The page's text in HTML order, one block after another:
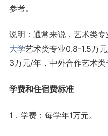
参考。
说明：通常来说，艺术类专
大学艺术类专业0.8-1.5万
3万元/年，中外合作艺术类
学费和住宿费标准
1．学费：每学年1万元。